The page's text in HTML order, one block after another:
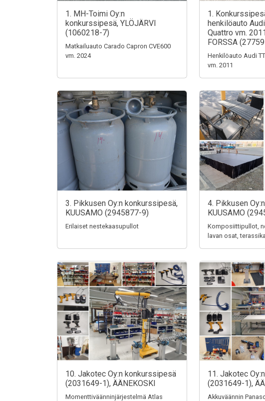
1. MH-Toimi Oy:n
konkurssipesä, YLÖJÄRVI
(1060218-7)
Matkailuauto Carado Capron CVE600
vm. 2024
1.
henkilöauto
Quattro vm.
FORSSA
Henkilöauto Audi
vm. 2011
3. Pikkusen Oy:n konkurssipesä,
KUUSAMO (2945877-9)
Erilaiset nestekaasupullot
4. Pikkusen
KUUSAMO
Komposiittipullot,
lavan osat,
10. Jakotec Oy:n konkurssipesä
(2031649-1), ÄÄNEKOSKI
Momenttiväänninjärjestelmä Atlas
11. Jakotec
(2031649-1),
Akkuväännin